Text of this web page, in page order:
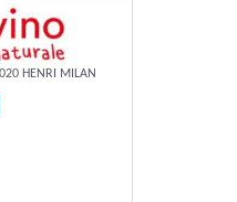
HENRI MILAN